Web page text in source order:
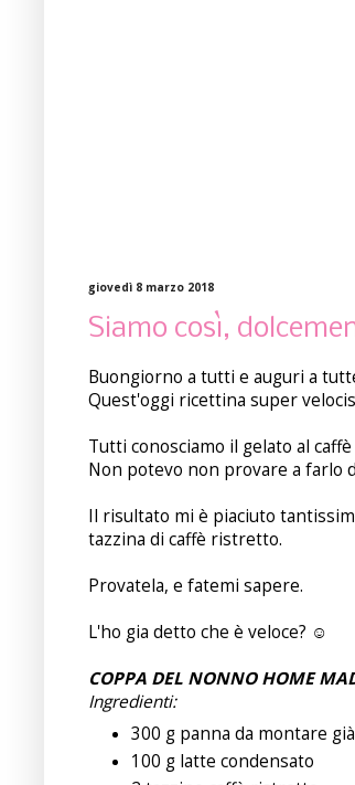
giovedì 8 marzo 2018
Siamo così,
Buongiorno a tutti e auguri a
Quest'oggi ricettina super
Tutti conosciamo il gelato al
Non potevo non provare a farlo
Il risultato mi è piaciuto
tazzina di caffè ristretto.
Provatela, e fatemi sapere.
L'ho gia detto che è veloce? ☺
COPPA DEL NONNO HOME
Ingredienti:
300 g panna da montare
100 g latte condensato